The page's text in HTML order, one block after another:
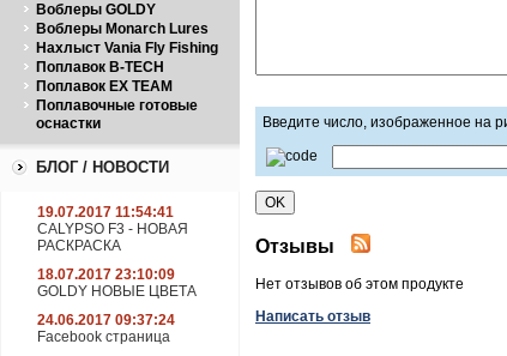
Воблеры GOLDY
Воблеры Monarch Lures
Нахлыст Vania Fly Fishing
Поплавок B-TECH
Поплавок EX TEAM
Поплавочные готовые
оснастки
БЛОГ / НОВОСТИ
19.07.2017 11:54:41
CALYPSO F3 - НОВАЯ
РАСКРАСКА
18.07.2017 23:10:09
GOLDY НОВЫЕ ЦВЕТА
24.06.2017 09:37:24
Facebook страница
Введите число, изображенное на
Отзывы
Нет отзывов об этом продукте
Написать отзыв